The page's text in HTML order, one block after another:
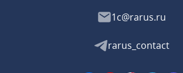
1c@rarus.ru
rarus_contact